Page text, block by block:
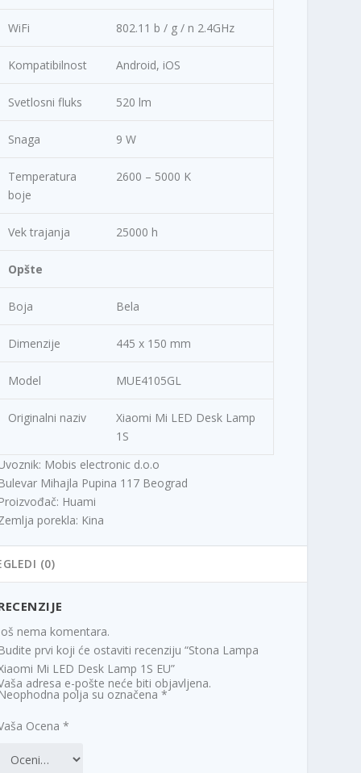
WiFi 802.11 b / g / n 2.4GHz
Kompatibilnost Android, iOS
Svetlosni fluks 520 lm
Snaga 9 W
Temperatura
boje
2600 – 5000 K
Vek trajanja 25000 h
Opšte
Boja Bela
Dimenzije 445 x 150 mm
Model MUE4105GL
Originalni naziv
Xiaomi Mi LED Desk Lamp
1S
Mobis electronic d.o.o
Mihajla Pupina 117 Beograd
Huami
porekla: Kina
(0)
nema komentara.
prvi koji će ostaviti recenziju “Stona Lampa
Mi LED Desk Lamp 1S EU”
adresa e-pošte neće biti objavljena.
polja su označena*
Ocena*